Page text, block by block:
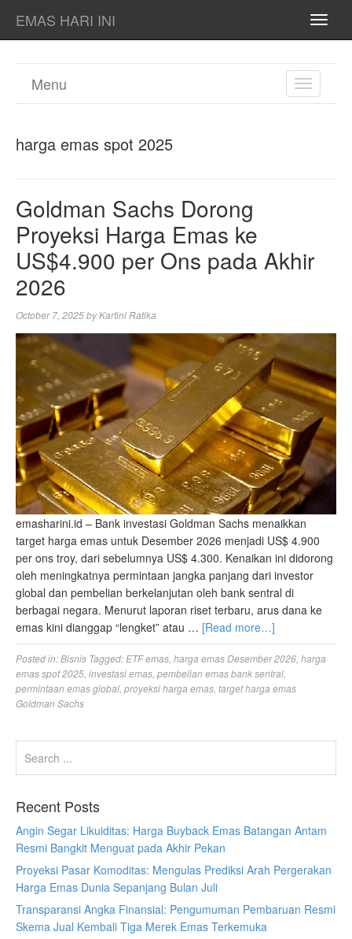
EMAS HARI INI
TOGGLE
Menu
harga emas spot 2025
Goldman Sachs Dorong
Proyeksi Harga Emas ke
US$4.900 per Ons pada Akhir
2026
October 7, 2025byKartini Ratika
emasharini.id – Bank investasi Goldman Sachs menaikkan
target harga emas untuk Desember 2026 menjadi US$ 4.900
per ons troy, dari sebelumnya US$ 4.300. Kenaikan ini didorong
oleh meningkatnya permintaan jangka panjang dari investor
global dan pembelian berkelanjutan oleh bank sentral di
berbagai negara. Menurut laporan riset terbaru, arus dana ke
emas kini dianggap “lengket” atau … [Read more…]
Posted in:Bisnis Tagged: ETF emas harga emas Desember 2026 harga
emas spot 2025 investasi emas pembelian emas bank sentral
permintaan emas global proyeksi harga emas target harga emas
Goldman Sachs
Recent Posts
Angin Segar Likuiditas: Harga Buyback Emas Batangan Antam
Resmi Bangkit Menguat pada Akhir Pekan
Proyeksi Pasar Komoditas: Mengulas Prediksi Arah Pergerakan
Harga Emas Dunia Sepanjang Bulan Juli
Transparansi Angka Finansial: Pengumuman Pembaruan Resmi
Skema Jual Kembali Tiga Merek Emas Terkemuka